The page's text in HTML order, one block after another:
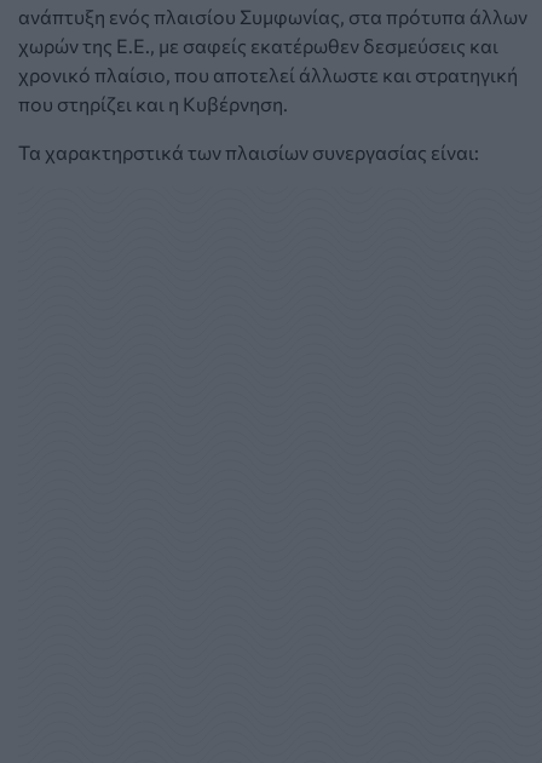
ανάπτυξη ενός πλαισίου Συμφωνίας, στα πρότυπα άλλων
χωρών της Ε.Ε., με σαφείς εκατέρωθεν δεσμεύσεις και
χρονικό πλαίσιο, που αποτελεί άλλωστε και στρατηγική
που στηρίζει και η Κυβέρνηση.
Τα χαρακτηρστικά των πλαισίων συνεργασίας είναι: